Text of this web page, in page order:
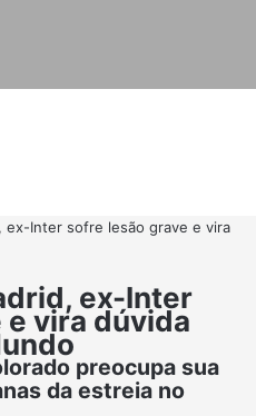
ex-Inter sofre lesão grave e vira
ex-Inter
vira dúvida
preocupa sua
da estreia no